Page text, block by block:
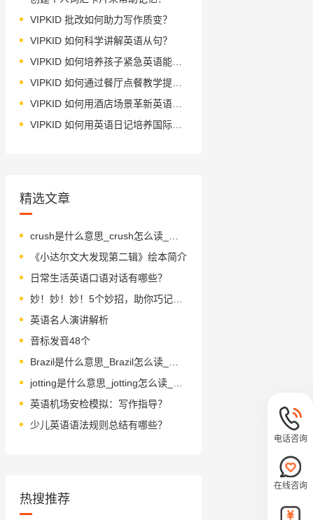
VIPKID 批改如何助力写作质变？
VIPKID 如何科学讲解英语从句？
VIPKID 如何培养孩子紧急英语能力？
VIPKID 如何通过餐厅点餐教学提升少儿英语应用能力？
VIPKID 如何用酒店场景革新英语教学？
VIPKID 如何用英语日记培养国际化人才？
精选文章
《小达尔文大发现第二辑》绘本简介
日常生活英语口语对话有哪些？
妙！妙！妙！5个妙招，助你巧记形近单词！
英语名人演讲解析
音标发音48个
英语机场安检模拟：写作指导？
少儿英语语法规则总结有哪些？
热搜推荐
电话咨询
在线咨询